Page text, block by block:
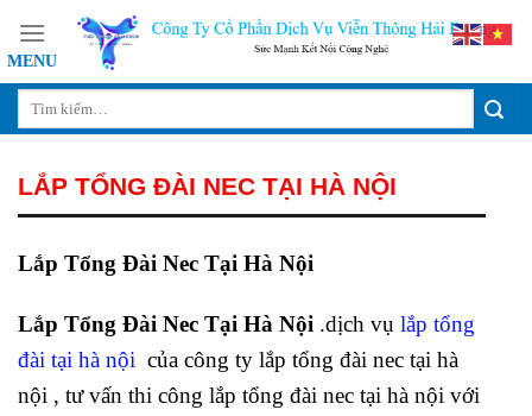
content
LẮP TỔNG ĐÀI NEC TẠI HÀ NỘI
Lắp Tổng Đài Nec Tại Hà Nội
Lắp Tổng Đài Nec Tại Hà Nội .dịch vụ lắp tổng
đài tại hà nội của công ty lắp tổng đài nec tại hà
nội , tư vấn thi công lắp tổng đài nec tại hà nội với